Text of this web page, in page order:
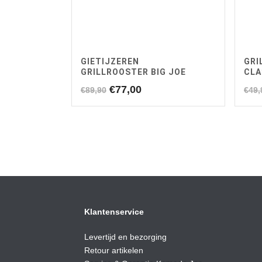
GIETIJZEREN
GRILLROOSTER BIG JOE
€89,90 Oorspronkelijke
€77,00Huidige
€
Klantenservice
Levertijd en bezorging
Retour artikelen